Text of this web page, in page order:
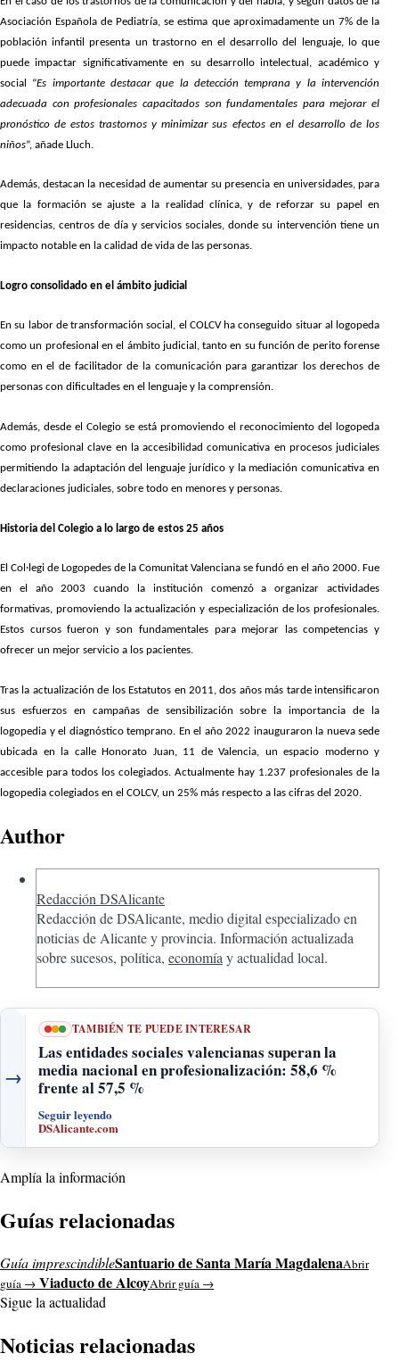
Asociación Española de Pediatría, se estima que aproximadamente un 7% de la
población infantil presenta un trastorno en el desarrollo del lenguaje, lo que
puede impactar significativamente en su desarrollo intelectual, académico y
social “Es importante destacar que la detección temprana y la intervención
adecuada con profesionales capacitados son fundamentales para mejorar el
pronóstico de estos trastornos y minimizar sus efectos en el desarrollo de los
niños”, añade Lluch.
Además, destacan la necesidad de aumentar su presencia en universidades, para
que la formación se ajuste a la realidad clínica, y de reforzar su papel en
residencias, centros de día y servicios sociales, donde su intervención tiene un
impacto notable en la calidad de vida de las personas.
Logro consolidado en el ámbito judicial
En su labor de transformación social, el COLCV ha conseguido situar al logopeda
como un profesional en el ámbito judicial, tanto en su función de perito forense
como en el de facilitador de la comunicación para garantizar los derechos de
personas con dificultades en el lenguaje y la comprensión.
Además, desde el Colegio se está promoviendo el reconocimiento del logopeda
como profesional clave en la accesibilidad comunicativa en procesos judiciales
permitiendo la adaptación del lenguaje jurídico y la mediación comunicativa en
declaraciones judiciales, sobre todo en menores y personas.
Historia del Colegio a lo largo de estos 25 años
El Col·legi de Logopedes de la Comunitat Valenciana se fundó en el año 2000. Fue
en el año 2003 cuando la institución comenzó a organizar actividades
formativas, promoviendo la actualización y especialización de los profesionales.
Estos cursos fueron y son fundamentales para mejorar las competencias y
ofrecer un mejor servicio a los pacientes.
Tras la actualización de los Estatutos en 2011, dos años más tarde intensificaron
sus esfuerzos en campañas de sensibilización sobre la importancia de la
logopedia y el diagnóstico temprano. En el año 2022 inauguraron la nueva sede
ubicada en la calle Honorato Juan, 11 de Valencia, un espacio moderno y
accesible para todos los colegiados. Actualmente hay 1.237 profesionales de la
logopedia colegiados en el COLCV, un 25% más respecto a las cifras del 2020.
Author
Redacción DSAlicante
Redacción de DSAlicante, medio digital especializado en
noticias de Alicante y provincia. Información actualizada
sobre sucesos, política, economíay actualidad local.
→
TAMBIÉN TE PUEDE INTERESAR
Las entidades sociales valencianas superan la
media nacional en profesionalización: 58,6 %
frente al 57,5 %
Seguir leyendo
DSAlicante.com
Amplía la información
Guías relacionadas
Guía imprescindibleSantuario de Santa María MagdalenaAbrir
guía → Viaducto de AlcoyAbrir guía →
Sigue la actualidad
Noticias relacionadas